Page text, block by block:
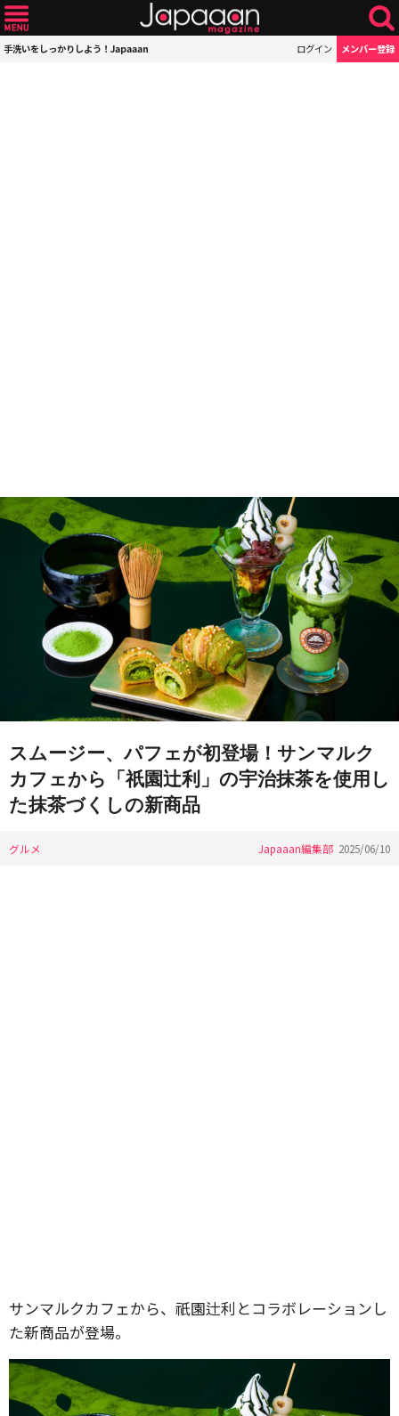
手洗いをしっかりしよう！Japaaan ログイン メンバー登録
スムージー、パフェが初登場！サンマルク
カフェから「祇園辻利」の宇治抹茶を使用し
た抹茶づくしの新商品
グルメ Japaaan編集部 2025/06/10
サンマルクカフェから、祇園辻利とコラボレーションし
た新商品が登場。